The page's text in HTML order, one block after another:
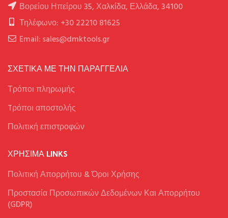
Βορείου Ηπείρου 35, Χαλκίδα, Ελλάδα, 34100
Τηλέφωνο: +30 22210 81625
Email: sales@dmktools.gr
ΣΧΕΤΙΚΑ ΜΕ ΤΗΝ ΠΑΡΑΓΓΕΛΙΑ
Τρόποι πληρωμής
Tρόποι αποστολής
Πολιτική επιστροφών
ΧΡΉΣΙΜΑ LINKS
Πολιτική Απορρήτου & Όροι Χρήσης
Προστασία Προσωπικών Δεδομένων Και Απορρήτου
(GDPR)